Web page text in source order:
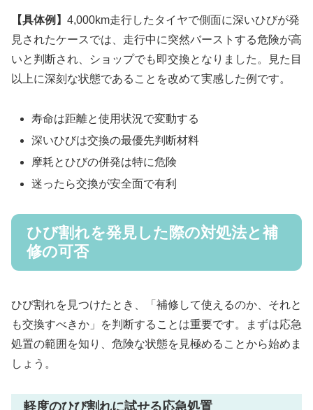
【具体例】 4,000km走行したタイヤで側面に深いひびが発
見されたケースでは、走行中に突然バーストする危険が高
いと判断され、ショップでも即交換となりました。見た目
以上に深刻な状態であることを改めて実感した例です。
寿命は距離と使用状況で変動する
深いひびは交換の最優先判断材料
摩耗とひびの併発は特に危険
迷ったら交換が安全面で有利
ひび割れを発見した際の対処法と補
修の可否
ひび割れを見つけたとき、「補修して使えるのか、それと
も交換すべきか」を判断することは重要です。まずは応急
処置の範囲を知り、危険な状態を見極めることから始めま
しょう。
軽度のひび割れに試せる応急処置